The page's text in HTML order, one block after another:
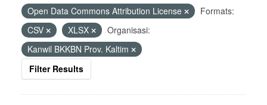
Open Data Commons Attribution License
Formats:
CSV
XLSX
Organisasi:
Kanwil BKKBN Prov. Kaltim
Filter Results